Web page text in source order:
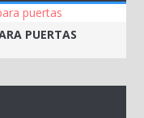
PUERTAS